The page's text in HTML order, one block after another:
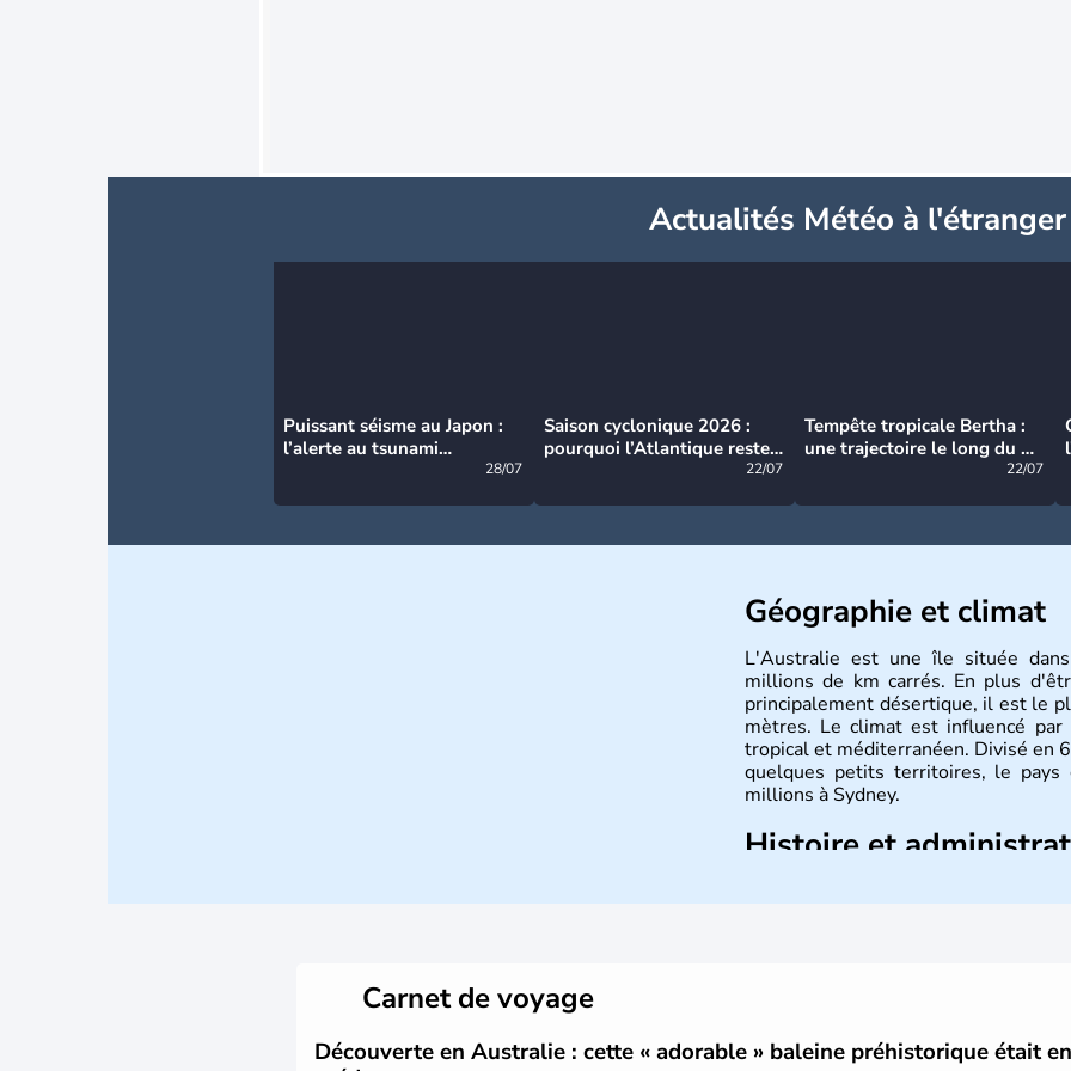
Actualités Météo à l'étranger
Puissant séisme au Japon :
l’alerte au tsunami
28/07
Saison cyclonique 2026 :
pourquoi l’Atlantique reste
22/07
Tempête tropicale Bertha :
une trajectoire le long du du
22/07
Géographie et climat
L'Australie est une île située
millions de km carrés. En plus
principalement désertique, il est le
mètres. Le climat est influencé par
tropical et méditerranéen. Divisé en
quelques petits territoires, le
millions à Sydney.
Histoire et
Carnet de voyage
Découverte en Australie : cette « adorable » baleine préhistorique était